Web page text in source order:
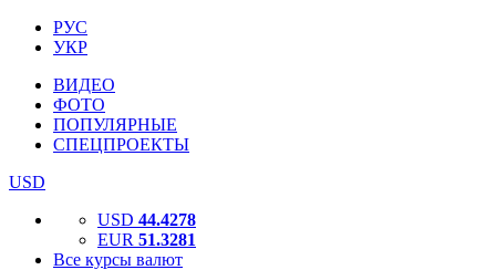
РУС
УКР
ВИДЕО
ФОТО
ПОПУЛЯРНЫЕ
СПЕЦПРОЕКТЫ
USD
USD 44.4278
EUR 51.3281
Все курсы валют